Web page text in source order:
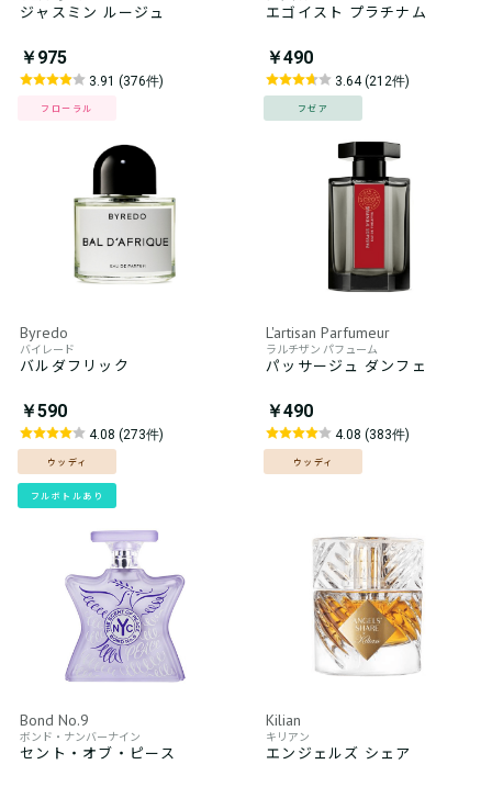
ジャスミン ルージュ
￥975
3.91 (376件)
フローラル
エゴイスト プラチナム
￥490
3.64 (212件)
フゼア
Byredo
バイレード
バルダフリック
￥590
4.08 (273件)
ウッディ
フルボトルあり
L'artisan Parfumeur
ラルチザン パフューム
パッサージュ ダンフェ
￥490
4.08 (383件)
ウッディ
Bond No.9
ボンド・ナンバーナイン
セント・オブ・ピース
Kilian
キリアン
エンジェルズ シェア